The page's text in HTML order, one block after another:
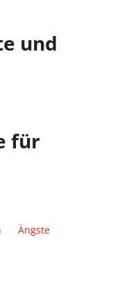
und
für
Ängste